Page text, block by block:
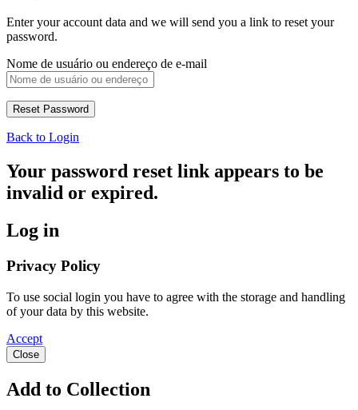
Enter your account data and we will send you a link to reset your
password.
Nome de usuário ou endereço de e-mail
Back to Login
Your password reset link appears to be
invalid or expired.
Log in
Privacy Policy
To use social login you have to agree with the storage and handling
of your data by this website.
Accept
Close
Add to Collection